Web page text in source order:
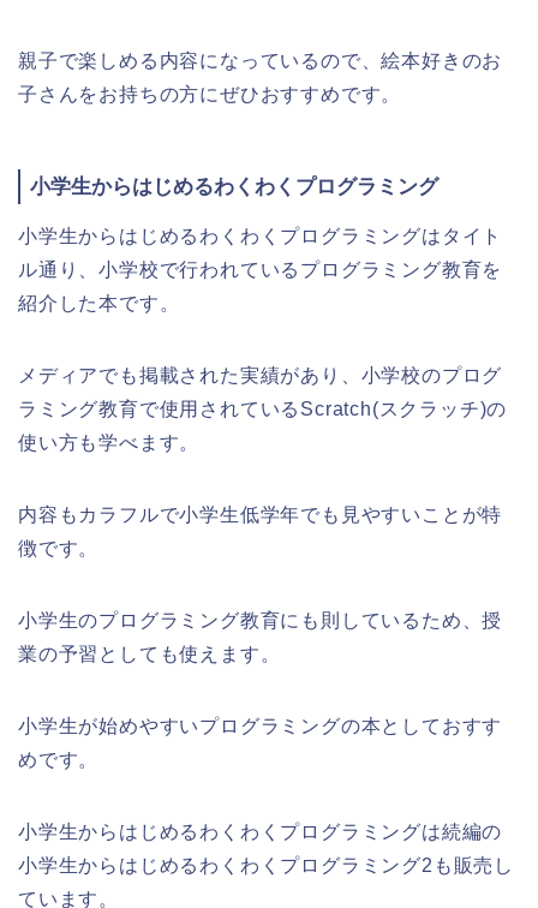
親子で楽しめる内容になっているので、絵本好きのお
子さんをお持ちの方にぜひおすすめです。
小学生からはじめるわくわくプログラミング
小学生からはじめるわくわくプログラミングはタイト
ル通り、小学校で行われているプログラミング教育を
紹介した本です。
メディアでも掲載された実績があり、小学校のプログ
ラミング教育で使用されているScratch(スクラッチ)の
使い方も学べます。
内容もカラフルで小学生低学年でも見やすいことが特
徴です。
小学生のプログラミング教育にも則しているため、授
業の予習としても使えます。
小学生が始めやすいプログラミングの本としておすす
めです。
小学生からはじめるわくわくプログラミングは続編の
小学生からはじめるわくわくプログラミング2も販売し
ています。